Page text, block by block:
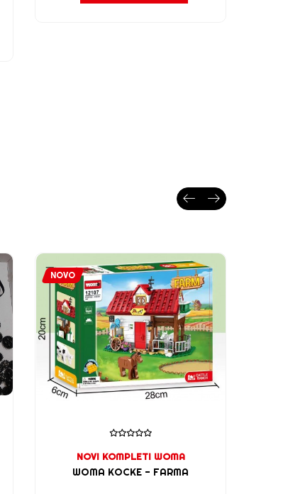
NOVO
NOVI KOMPLETI WOMA
WOMA KOCKE - FARMA